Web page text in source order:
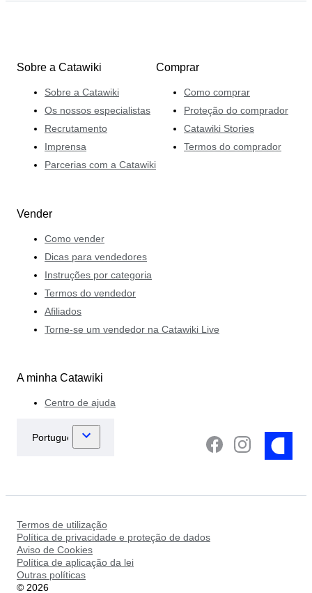
Sobre a Catawiki
Sobre a Catawiki
Os nossos especialistas
Recrutamento
Imprensa
Parcerias com a Catawiki
Comprar
Como comprar
Proteção do comprador
Catawiki Stories
Termos do comprador
Vender
Como vender
Dicas para vendedores
Instruções por categoria
Termos do vendedor
Afiliados
Torne-se um vendedor na Catawiki Live
A minha Catawiki
Centro de ajuda
Termos de utilização
Política de privacidade e proteção de dados
Aviso de Cookies
Política de aplicação da lei
Outras políticas
© 2026